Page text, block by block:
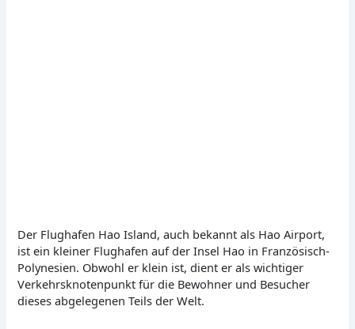
Der Flughafen Hao Island, auch bekannt als Hao Airport,
ist ein kleiner Flughafen auf der Insel Hao in Französisch-
Polynesien. Obwohl er klein ist, dient er als wichtiger
Verkehrsknotenpunkt für die Bewohner und Besucher
dieses abgelegenen Teils der Welt.